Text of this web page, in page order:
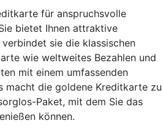
für anspruchsvolle
bietet Ihnen attraktive
sie die klassischen
wie weltweites Bezahlen und
mit einem umfassenden
macht die goldene Kreditkarte zu
Paket, mit dem Sie das
können.